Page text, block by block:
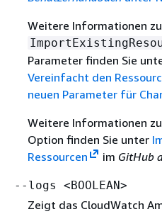
Weitere Informationen
Parameter finden Sie
Vereinfacht den
neuen Parameter für
Weitere Informationen
Option finden Sie unter
Ressourcen
im GitHub
--logs <BOOLEAN>
Zeigt das CloudWatch